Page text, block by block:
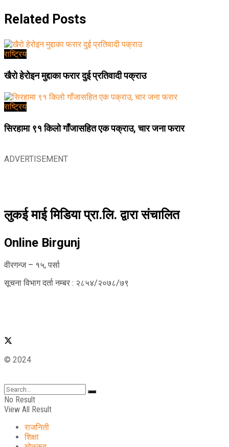
Related Posts
राष्ट्रिय
खैरो हेरोइन मुद्दाका फरार दुई प्रतिवादी पक्राउ
राष्ट्रिय
सिरहामा ९१ किलो गाँजासहित एक पक्राउ, चार जना फरार
ADVERTISEMENT
लुकई माई मिडिया प्रा.लि. द्वारा संचालित
Online Birgunj
वीरगन्ज – १५, पर्सा
सूचना विभाग दर्ता नम्बर : २८५४/२०७८/७९
© 2024
No Result
View All Result
राजनिती
शिक्षा